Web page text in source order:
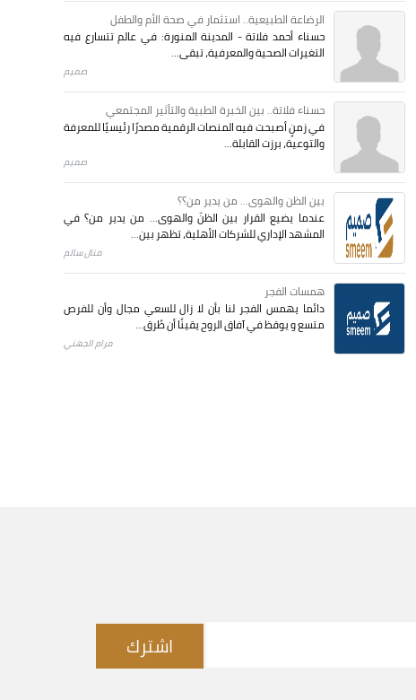
الرضاعة الطبيعية.. استثمار في صحة الأم والطفل
حسناء أحمد فلاتة - المدينة المنورة: في عالم تتسارع فيه
التغيرات الصحية والمعرفية، تبقى...
صميم
حسناء فلاتة.. بين الخبرة الطبية والتأثير المجتمعي
في زمنٍ أصبحت فيه المنصات الرقمية مصدرًا رئيسيًا للمعرفة
والتوعية، برزت القابلة...
صميم
بين الظن والهوى... من يدير من؟؟
عندما يضيع القرار بين الظنّ والهوى… من يدير من؟ في
المشهد الإداري للشركات الأهلية، تظهر بين...
منال سالم
همسات الفجر
دائما يهمس الفجر لنا بأن لا زال للسعي مجال وأن للفرص
متسع و يوقظ في آفاق الروح يقينًا أن طُرق...
مرام الجهني
اشترك